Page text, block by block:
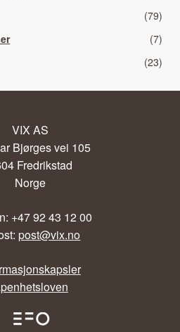
(79)
(7)
(23)
VIX AS
Bjørges vei 105
Fredrikstad
Norge
+47 92 43 12 00
post@vix.no